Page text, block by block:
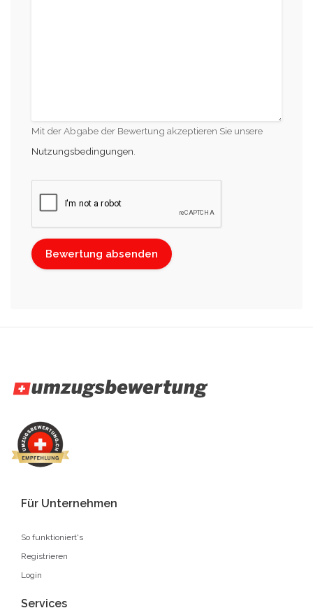
Mit der Abgabe der Bewertung akzeptieren Sie unsere
Nutzungsbedingungen
Für Unternehmen
So funktioniert's
Registrieren
Login
Services